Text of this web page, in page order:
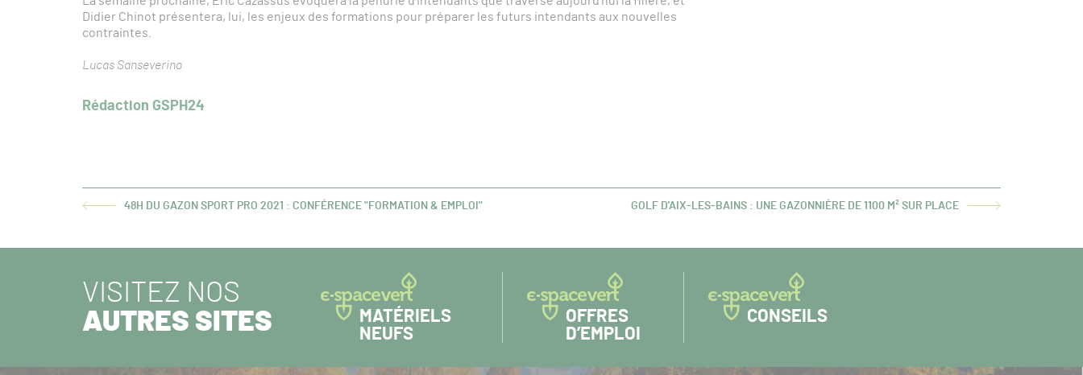
Didier Chinot présentera, lui, les enjeux des formations pour préparer les futurs intendants aux nouvelles
contraintes.
Lucas Sanseverino
Rédaction GSPH24
ARTICLE 48H DU GAZON SPORT PRO 2021 : CONFÉRENCE "FORMATION & EMPLOI"
ARTICLE
GOLF D'AIX-LES-BAINS : UNE GAZONNIÈRE DE 1100 M² SUR PLACE
VISITEZ NOS
AUTRES SITES
MATÉRIELS
NEUFS
OFFRES
D’EMPLOI
CONSEILS